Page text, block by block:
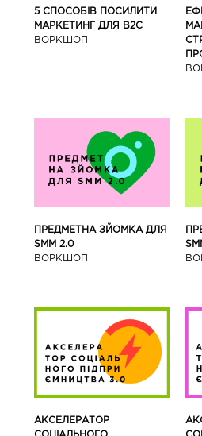
5 СПОСОБІВ ПОСИЛИТИ
МАРКЕТИНГ ДЛЯ В2С
ВОРКШОП
ПРЕДМЕТНА ЗЙОМКА ДЛЯ
SMM 2.0
ВОРКШОП
АКСЕЛЕРАТОР